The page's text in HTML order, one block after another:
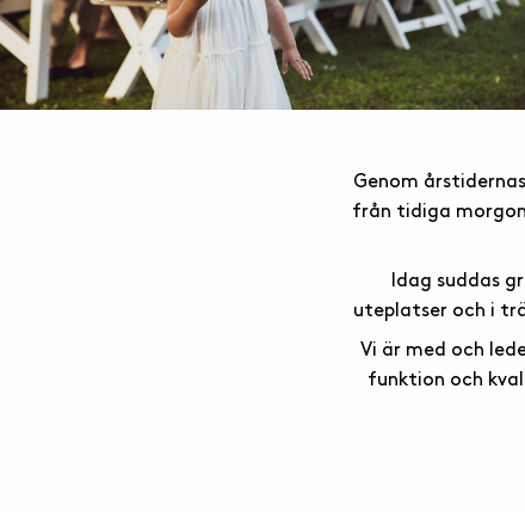
Genom
från tidiga
Idag suddas
uteplatser och i
Vi är med och
funktion och